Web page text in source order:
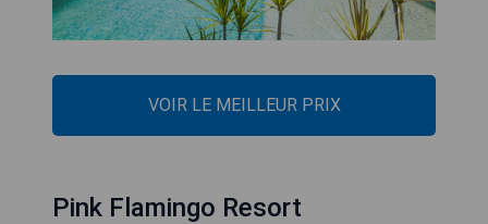
VOIR LE MEILLEUR PRIX
Pink Flamingo Resort